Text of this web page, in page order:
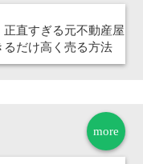
正直すぎる元不動産屋
だけ高く売る方法
more